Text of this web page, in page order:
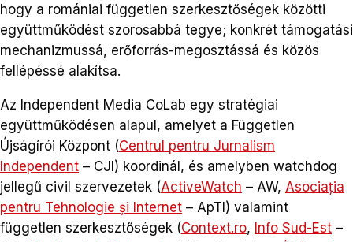
hogy a romániai független szerkesztőségek közötti
együttműködést szorosabbá tegye; konkrét támogatási
mechanizmussá, erőforrás-megosztássá és közös
fellépéssé alakítsa.
Az Independent Media CoLab egy stratégiai
együttműködésen alapul, amelyet a Független
Újságírói Központ (Centrul pentru Jurnalism
Independent – CJI) koordinál, és amelyben watchdog
jellegű civil szervezetek (ActiveWatch – AW, Asociația
pentru Tehnologie și Internet – ApTI) valamint
független szerkesztőségek (Context.ro, Info Sud-Est –